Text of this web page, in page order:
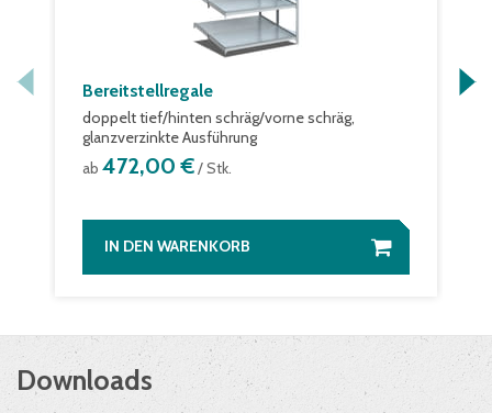
Bereitstellregale
doppelt tief/hinten schräg/vorne schräg,
glanzverzinkte Ausführung
ab 472,00 €/ Stk.
IN DEN WARENKORB
Downloads